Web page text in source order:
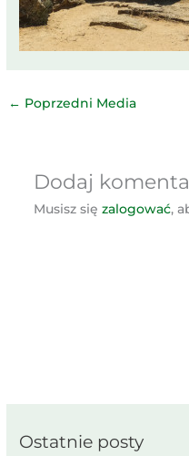
← Poprzedni Media
Dodaj
Musisz się zalogować,
Ostatnie posty